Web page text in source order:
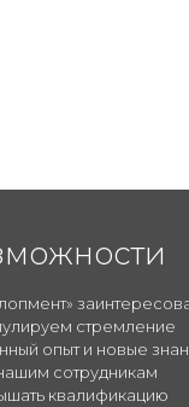
стремление
опыт и новые
сотрудникам
квалификацию